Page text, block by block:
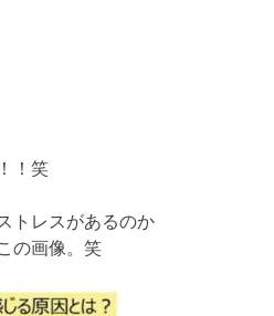
！笑
トレスがあるのか
の画像。笑